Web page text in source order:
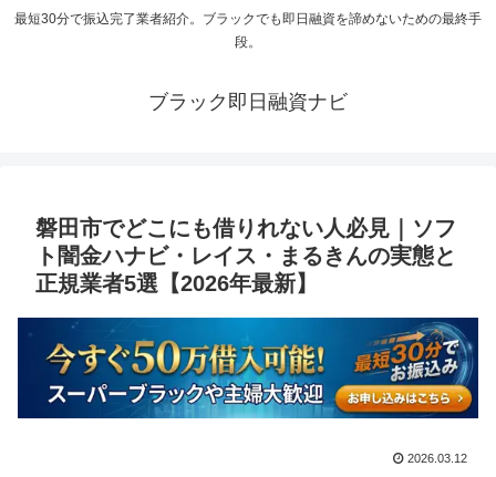
最短30分で振込完了業者紹介。ブラックでも即日融資を諦めないための最終手
段。
ブラック即日融資ナビ
磐田市でどこにも借りれない人必見｜ソフ
ト闇金ハナビ・レイス・まるきんの実態と
正規業者5選【2026年最新】
2026.03.12